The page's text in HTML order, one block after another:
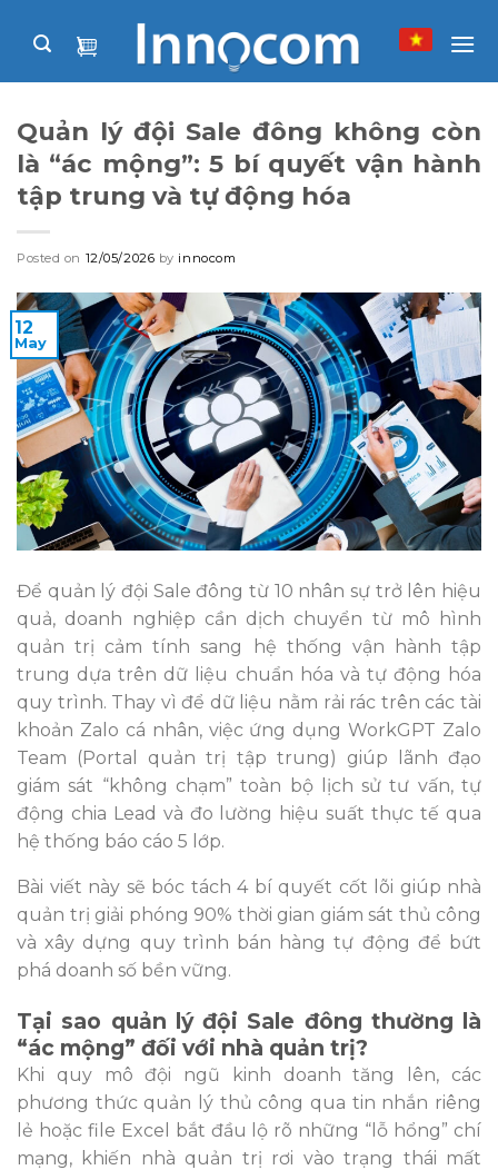
Quản lý đội Sale đông không còn
là “ác mộng”: 5 bí quyết vận hành
tập trung và tự động hóa
Posted on 12/05/2026 by innocom
12
May
Để quản lý đội Sale đông từ 10 nhân sự trở lên hiệu
quả, doanh nghiệp cần dịch chuyển từ mô hình
quản trị cảm tính sang hệ thống vận hành tập
trung dựa trên dữ liệu chuẩn hóa và tự động hóa
quy trình. Thay vì để dữ liệu nằm rải rác trên các tài
khoản Zalo cá nhân, việc ứng dụng WorkGPT Zalo
Team (Portal quản trị tập trung) giúp lãnh đạo
giám sát “không chạm” toàn bộ lịch sử tư vấn, tự
động chia Lead và đo lường hiệu suất thực tế qua
hệ thống báo cáo 5 lớp.
Bài viết này sẽ bóc tách 4 bí quyết cốt lõi giúp nhà
quản trị giải phóng 90% thời gian giám sát thủ công
và xây dựng quy trình bán hàng tự động để bứt
phá doanh số bền vững.
Tại sao quản lý đội Sale đông thường là
“ác mộng” đối với nhà quản trị?
Khi quy mô đội ngũ kinh doanh tăng lên, các
phương thức quản lý thủ công qua tin nhắn riêng
lẻ hoặc file Excel bắt đầu lộ rõ những “lỗ hổng” chí
mạng, khiến nhà quản trị rơi vào trạng thái mất